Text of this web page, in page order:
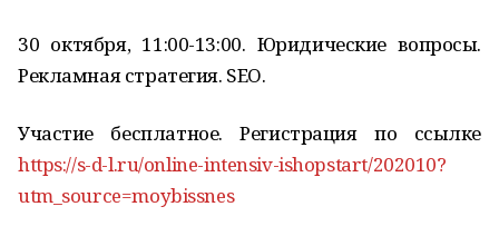
30 октября, 11:00-13:00. Юридические вопросы.
Рекламная стратегия. SEO.
Участие бесплатное. Регистрация по ссылке
https://s-d-l.ru/online-intensiv-ishopstart/202010?
utm_source=moybissnes